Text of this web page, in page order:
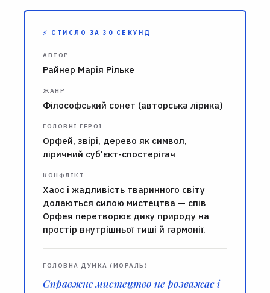
⚡ СТИСЛО ЗА 30 СЕКУНД
АВТОР
Райнер Марія Рільке
ЖАНР
Філософський сонет (авторська лірика)
ГОЛОВНІ ГЕРОЇ
Орфей, звірі, дерево як символ,
ліричний суб'єкт-спостерігач
КОНФЛІКТ
Хаос і жадливість тваринного світу
долаються силою мистецтва — спів
Орфея перетворює дику природу на
простір внутрішньої тиші й гармонії.
ГОЛОВНА ДУМКА (МОРАЛЬ)
Справжнє мистецтво не розважає і